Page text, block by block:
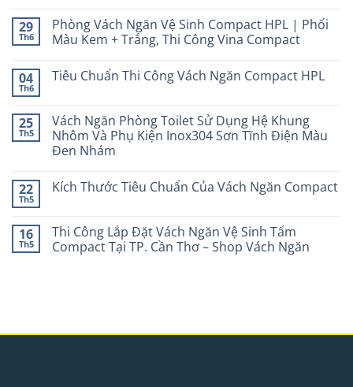
29
Th6
Phòng Vách Ngăn Vệ Sinh Compact HPL | Phối
Màu Kem + Trắng, Thi Công Vina Compact
04
Th6
Tiêu Chuẩn Thi Công Vách Ngăn Compact HPL
25
Th5
Vách Ngăn Phòng Toilet Sử Dụng Hệ Khung
Nhôm Và Phụ Kiện Inox304 Sơn Tĩnh Điện Màu
Đen Nhám
22
Th5
Kích Thước Tiêu Chuẩn Của Vách Ngăn Compact
16
Th5
Thi Công Lắp Đặt Vách Ngăn Vệ Sinh Tấm
Compact Tại TP. Cần Thơ – Shop Vách Ngăn